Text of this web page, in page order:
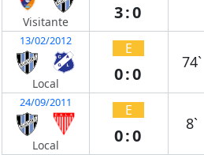
Visitante 3:0
13/02/2012
Local
E
0:0
74`
24/09/2011
Local
E
0:0
8`